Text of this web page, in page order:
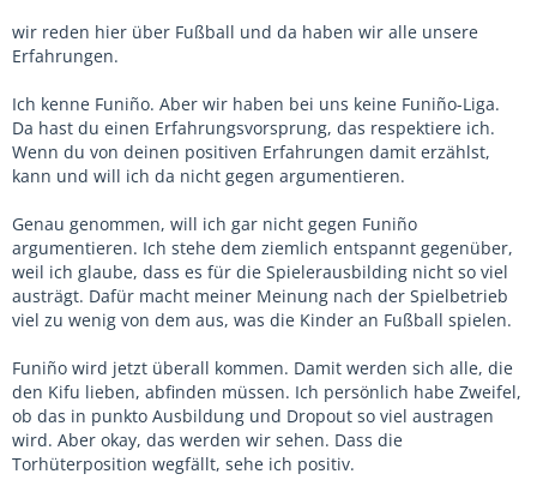
wir reden hier über Fußball und da haben wir alle unsere
Erfahrungen.
Ich kenne Funiño. Aber wir haben bei uns keine Funiño-Liga.
Da hast du einen Erfahrungsvorsprung, das respektiere ich.
Wenn du von deinen positiven Erfahrungen damit erzählst,
kann und will ich da nicht gegen argumentieren.
Genau genommen, will ich gar nicht gegen Funiño
argumentieren. Ich stehe dem ziemlich entspannt gegenüber,
weil ich glaube, dass es für die Spielerausbilding nicht so viel
austrägt. Dafür macht meiner Meinung nach der Spielbetrieb
viel zu wenig von dem aus, was die Kinder an Fußball spielen.
Funiño wird jetzt überall kommen. Damit werden sich alle, die
den Kifu lieben, abfinden müssen. Ich persönlich habe Zweifel,
ob das in punkto Ausbildung und Dropout so viel austragen
wird. Aber okay, das werden wir sehen. Dass die
Torhüterposition wegfällt, sehe ich positiv.